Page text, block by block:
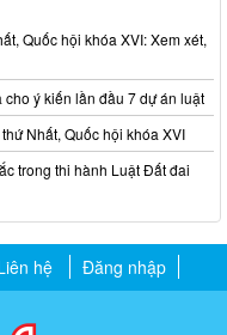
Quốc hội khóa XVI: Xem xét,
ý kiến lần đầu 7 dự án luật
Nhất, Quốc hội khóa XVI
trong thi hành Luật Đất đai
hệ Đăng nhập